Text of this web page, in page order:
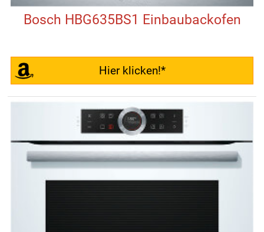
Bosch HBG635BS1 Einbaubackofen
Hier klicken!*